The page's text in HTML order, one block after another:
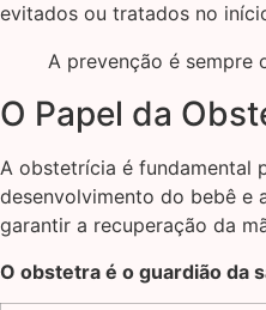
evitados ou tratados no
A prevenção é sempre
O Papel da
A obstetrícia é fundamental
desenvolvimento do bebê e
garantir a recuperação da
O obstetra é o guardião da